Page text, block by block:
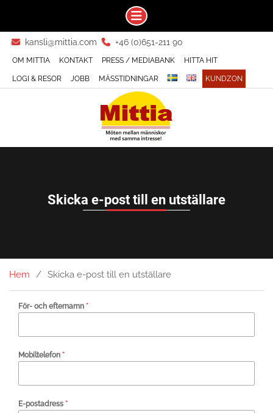
Skip
content
kansli@mittia.com +46 (0)651-211 90
OM MITTIA KONTAKT PRESS / MEDIABANK HITTA HIT
LOGI & RESOR JOBB MÄSSTIDNINGAR KUNDZON
Skicka e-post till en utställare
Hem Skicka e-post till en utställare
För- och efternamn *
Mobiltelefon *
E-postadress *